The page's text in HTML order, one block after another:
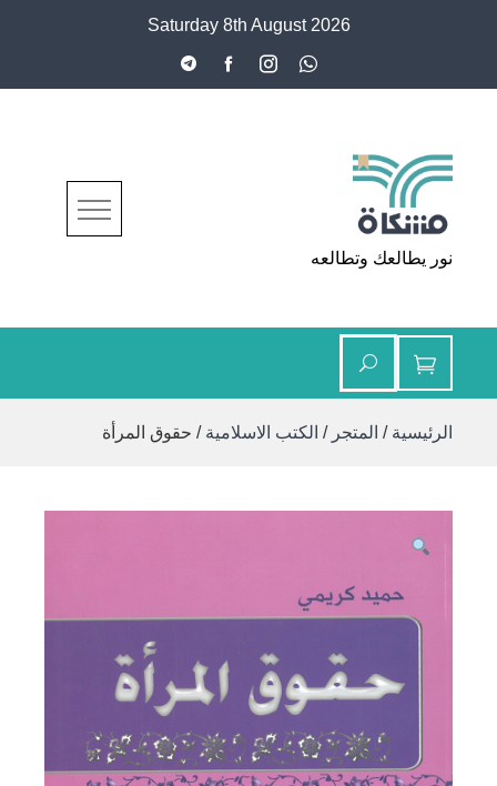
Saturday 8th August 2026
مشكاة
نور يطالعك وتطالعه
الرئيسية / المتجر / الكتب الاسلامية / حقوق المرأة